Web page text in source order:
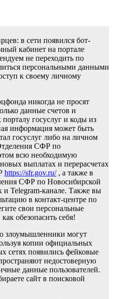
в сети появился бот-
кабинет на портале
не переходить по
персональными данными
к своему личному
никогда не просят
данные счетов и
госуслуг и коды из
информация может быть
госуслуг либо на личном
СФР по
всю необходимую
выплатах и перерасчетах
https://sfr.gov.ru/, а также в
СФР по Новосибирской
Telegram-канале. Также вы
в контакт-центре по
свои персональные
обезопасить себя!
злоумышленники могут
копии официальных
сетях появились фейковые
недостоверную
данные пользователей.
сайт в поисковой